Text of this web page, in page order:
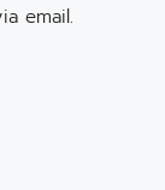
email.